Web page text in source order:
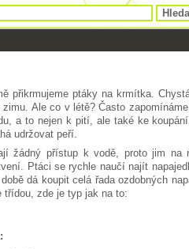
přikrmujeme ptáky na krmítka.
Ale co v létě? Často
a to nejen k pití, ale také ke
udržovat peří.
žádný přístup k vodě, proto jim na
Ptáci se rychle naučí najít
dá koupit celá řada ozdobných
třídou, zde je typ jak na to: